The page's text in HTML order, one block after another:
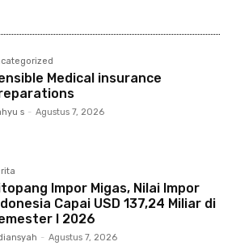
Medical insurance
s - Agustus 7, 2026
Impor Migas, Nilai Impor
Capai USD 137,24 Miliar di
I 2026
- Agustus 7, 2026